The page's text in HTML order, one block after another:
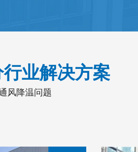
行业解决方案
风降温问题